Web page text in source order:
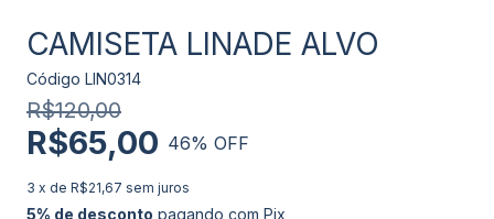
CAMISETA LINADE ALVO
Código LIN0314
R$120,00
R$65,00 46% OFF
3 x de R$21,67 sem juros
5% de desconto pagando com Pix